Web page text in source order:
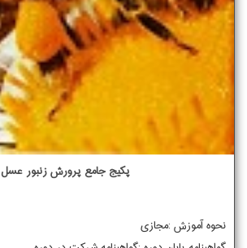
پکیج جامع پرورش زنبور عسل
نحوه آموزش :مجازی